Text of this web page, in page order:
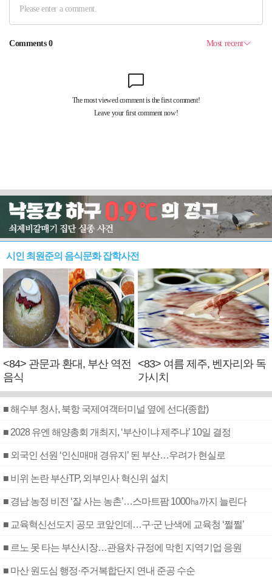
시인 최원준의 음식문화 잡학사전
<84> 관문과 환대, 부산 역전
음식
<83> 여름 제주, 벤자리와 독
가시치
■ 해수부 청사, 북항 국제여객터미널 옆에 선다(종합)
■ 2028 유엔 해양총회 개최지, ‘부산이냐 제주냐’ 10일 결정
■ 외국인 선원 ‘인신매매 경유지’ 된 부산…우려가 현실로
■ 비위 논란 부산TP, 외부인사 혁신위 설치
■ 경남 농정 비전 ‘잘 사는 농촌’…스마트팜 1000㏊까지 늘린다
■ 교육혁신선도지 공모 코앞인데…구·군 난색에 교육청 ‘쩔쩔’
■ 르노 못 타는 부산시장…관용차 규정에 막힌 지역기업 응원
■ 마산 원도심 행정·주거복합단지 연내 준공 수순